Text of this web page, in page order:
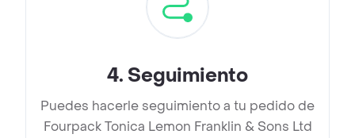
4. Seguimiento
Puedes hacerle seguimiento a tu pedido de
Fourpack Tonica Lemon Franklin & Sons Ltd